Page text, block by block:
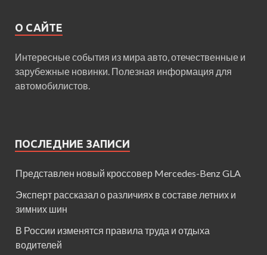
О САЙТЕ
Интересные события из мира авто, отечественные и
зарубежные новинки. Полезная информация для
автомобилистов.
ПОСЛЕДНИЕ ЗАПИСИ
Представлен новый кроссовер Mercedes-Benz GLA
Эксперт рассказал о различиях в составе летних и
зимних шин
В России изменятся правила труда и отдыха
водителей